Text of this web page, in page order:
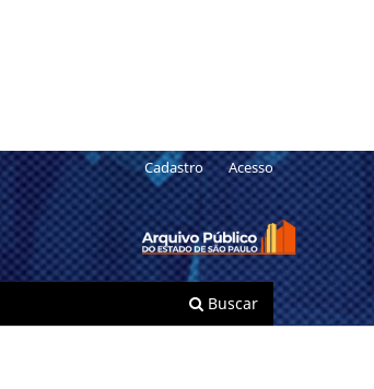
Buscar
Cadastro Acesso